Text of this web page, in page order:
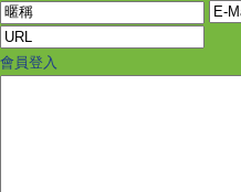
會員登入